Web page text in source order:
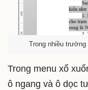
Trong nhiều
Trong menu xổ
ô ngang và ô dọc